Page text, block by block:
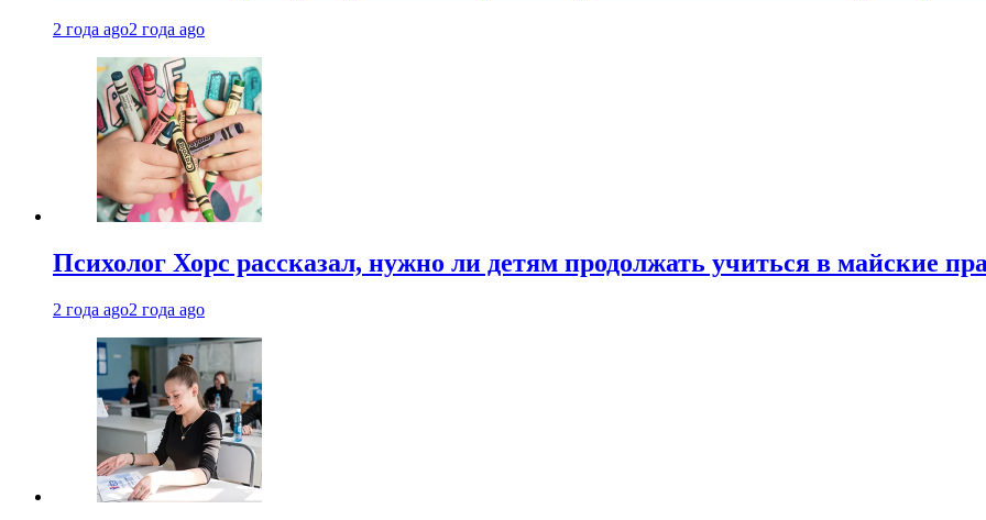
2 года ago2 года ago
Психолог Хорс рассказал, нужно ли детям продолжать учиться в майские
2 года ago2 года ago